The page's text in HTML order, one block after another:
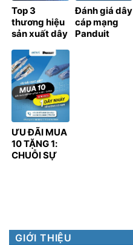
Top 3
thương hiệu
sản xuất dây
phổ biến trên
thị trường
Đánh giá dây
cáp mạng
Panduit
ƯU ĐÃI MUA
10 TẶNG 1:
CHUỖI SỰ
GIỚI THIỆU